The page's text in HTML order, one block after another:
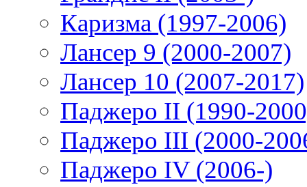
Каризма (1997-2006)
Лансер 9 (2000-2007)
Лансер 10 (2007-2017)
Паджеро II (1990-
Паджеро III (2000-
Паджеро IV (2006-)